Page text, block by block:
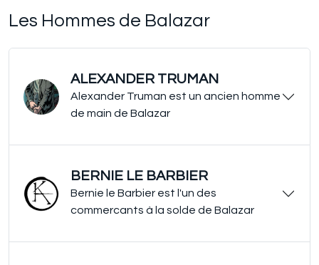
Les Hommes de Balazar
ALEXANDER TRUMAN
Alexander Truman est un ancien homme
de main de Balazar
BERNIE LE BARBIER
Bernie le Barbier est l'un des
commercants à la solde de Balazar